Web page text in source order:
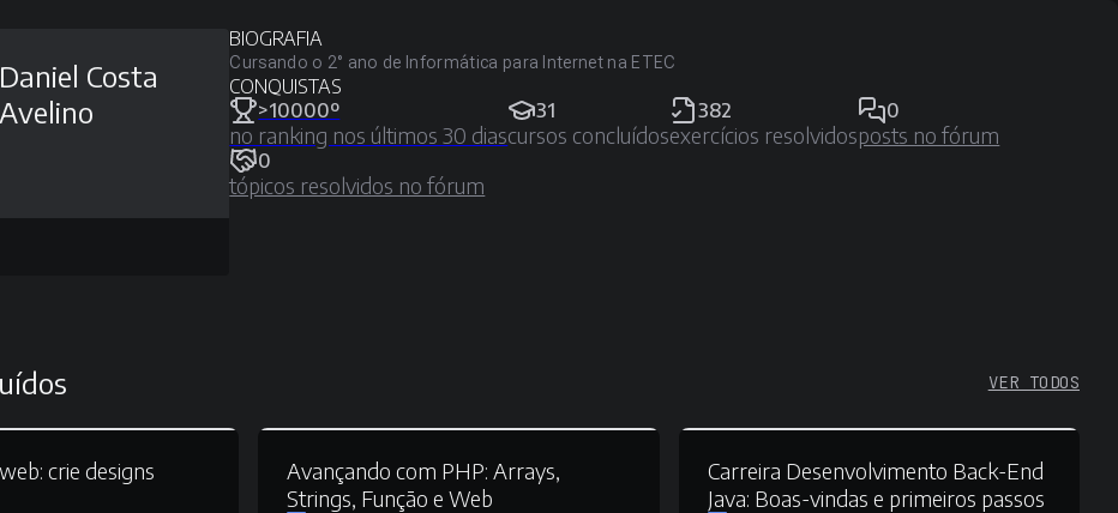
Daniel Costa
Avelino
BIOGRAFIA
Cursando o 2° ano de Informática para Internet na ETEC
CONQUISTAS
>10000º
no ranking nos últimos 30 dias
31
cursos concluídos
382
exercícios resolvidos
0
posts no fórum
0
tópicos resolvidos no fórum
VER TODOS
crie designs
Avançando com PHP: Arrays,
Strings, Função e Web
Carreira Desenvolvimento Back-End
Java: Boas-vindas e primeiros passos